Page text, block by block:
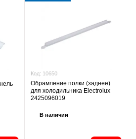
Код: 10650
Обрамление полки (заднее)
для холодильника Electrolux
2425096019
В наличии